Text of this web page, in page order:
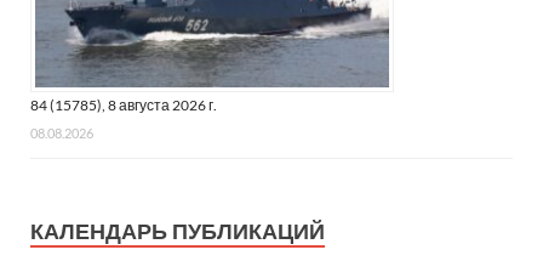
84 (15785), 8 августа 2026 г.
08.08.2026
КАЛЕНДАРЬ ПУБЛИКАЦИЙ